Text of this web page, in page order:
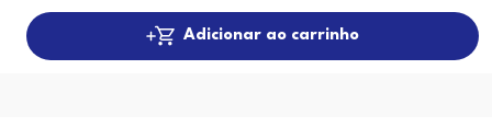
Adicionar ao carrinho